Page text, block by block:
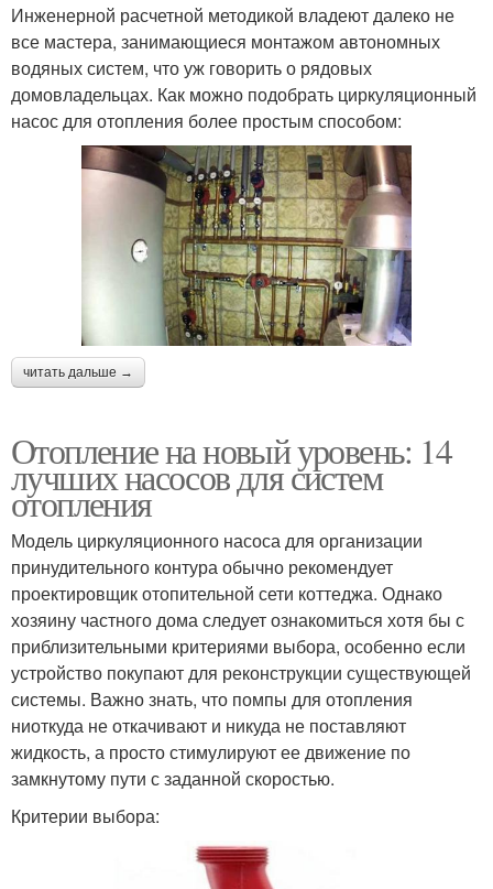
Инженерной расчетной методикой владеют далеко не
все мастера, занимающиеся монтажом автономных
водяных систем, что уж говорить о рядовых
домовладельцах. Как можно подобрать циркуляционный
насос для отопления более простым способом:
читать дальше →
Отопление на новый уровень: 14
лучших насосов для систем
отопления
Модель циркуляционного насоса для организации
принудительного контура обычно рекомендует
проектировщик отопительной сети коттеджа. Однако
хозяину частного дома следует ознакомиться хотя бы с
приблизительными критериями выбора, особенно если
устройство покупают для реконструкции существующей
системы. Важно знать, что помпы для отопления
ниоткуда не откачивают и никуда не поставляют
жидкость, а просто стимулируют ее движение по
замкнутому пути с заданной скоростью.
Критерии выбора: